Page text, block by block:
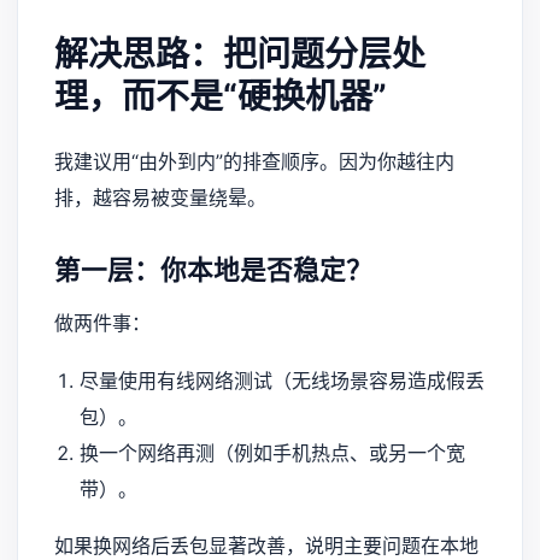
解决思路：把问题分层处
理，而不是“硬换机器”
我建议用“由外到内”的排查顺序。因为你越往内
排，越容易被变量绕晕。
第一层：你本地是否稳定？
做两件事：
尽量使用有线网络测试（无线场景容易造成假丢
包）。
换一个网络再测（例如手机热点、或另一个宽
带）。
如果换网络后丢包显著改善，说明主要问题在本地